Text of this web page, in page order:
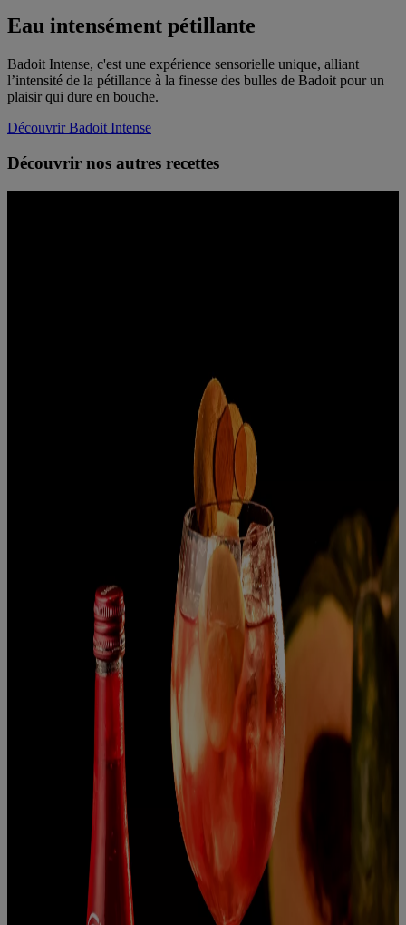
Eau intensément pétillante
Badoit Intense, c'est une expérience sensorielle unique, alliant
l’intensité de la pétillance à la finesse des bulles de Badoit pour un
plaisir qui dure en bouche.
Découvrir Badoit Intense
Découvrir nos autres recettes